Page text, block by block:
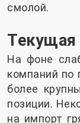
смолой.
Текущая
На фоне
компаний по
более
позиции.
на импорт